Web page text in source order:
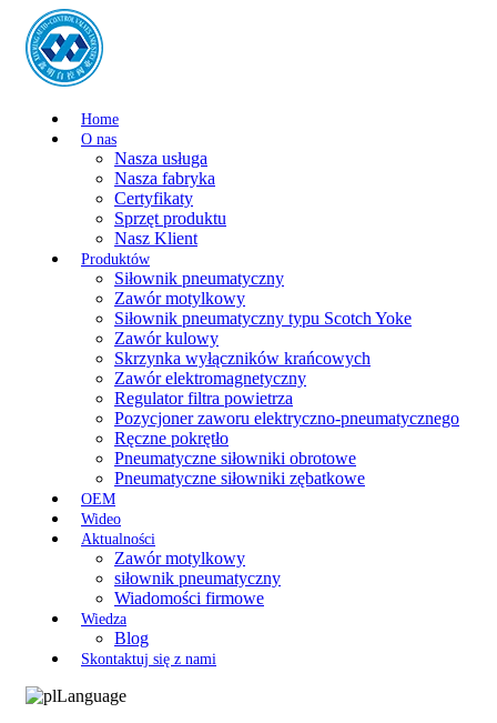
Home
O nas
Nasza usługa
Nasza fabryka
Certyfikaty
Sprzęt produktu
Nasz Klient
Produktów
Siłownik pneumatyczny
Zawór motylkowy
Siłownik pneumatyczny typu Scotch Yoke
Zawór kulowy
Skrzynka wyłączników krańcowych
Zawór elektromagnetyczny
Regulator filtra powietrza
Pozycjoner zaworu elektryczno-pneumatycznego
Ręczne pokrętło
Pneumatyczne siłowniki obrotowe
Pneumatyczne siłowniki zębatkowe
OEM
Wideo
Aktualności
Zawór motylkowy
siłownik pneumatyczny
Wiadomości firmowe
Wiedza
Blog
Skontaktuj się z nami
Language